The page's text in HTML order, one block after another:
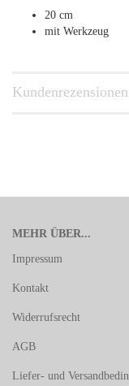
20 cm
mit Werkzeug
Kundenrezensionen
MEHR ÜBER...
Impressum
Kontakt
Widerrufsrecht
AGB
Liefer- und